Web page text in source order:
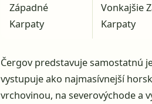
Západné
Karpaty
Vonkajšie
Karpaty
Čergov predstavuje samostatnú
vystupuje ako najmasívnejší
vrchovinou, na severovýchode a